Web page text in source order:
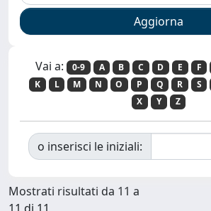
Vai a: 0-9 A B C D E F
K
L M N O P Q R S
X
Y Z
o inserisci le iniziali:
Mostrati risultati da 11 a
11 di 11